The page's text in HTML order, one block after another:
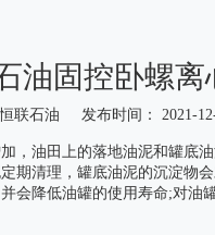
油固控卧螺离
石油 发布时间： 2021-
，油田上的落地油泥和罐底
期清理，罐底油泥的沉淀物
会降低油罐的使用寿命;对油